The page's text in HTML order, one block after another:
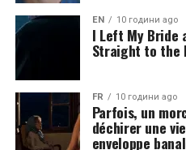
EN 10 години ago
I Left My
Straight to the
FR 10 години ago
Parfois, un
déchirer une
enveloppe